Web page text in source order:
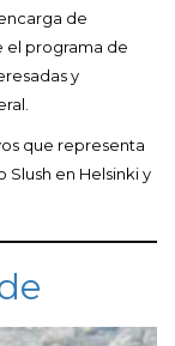
de
el programa de
y
que representa
Slush en Helsinki y